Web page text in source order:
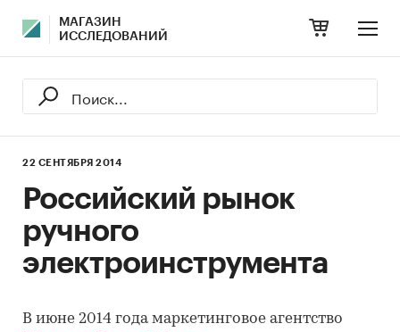
МАГАЗИН
ИССЛЕДОВАНИЙ
22 СЕНТЯБРЯ 2014
Российский рынок
ручного
электроинструмента
В июне 2014 года маркетинговое агентство